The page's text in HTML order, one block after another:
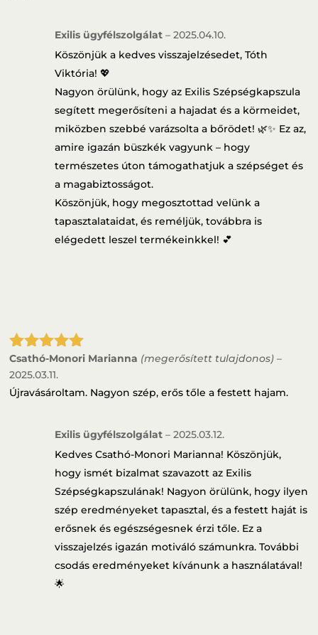
Exilis ügyfélszolgálat– 2025.04.10.
Köszönjük a kedves visszajelzésedet, Tóth
Viktória! 💖
Nagyon örülünk, hogy az Exilis Szépségkapszula
segített megerősíteni a hajadat és a körmeidet,
miközben szebbé varázsolta a bőrödet! 🌿✨ Ez az,
amire igazán büszkék vagyunk – hogy
természetes úton támogathatjuk a szépséget és
a magabiztosságot.
Köszönjük, hogy megosztottad velünk a
tapasztalataidat, és reméljük, továbbra is
elégedett leszel termékeinkkel! 💕
Értékelés:
5/ 5
Csathó-Monori Marianna (megerősített tulajdonos) –
2025.03.11.
Újravásároltam. Nagyon szép, erős tőle a festett hajam.
Exilis ügyfélszolgálat– 2025.03.12.
Kedves Csathó-Monori Marianna! Köszönjük,
hogy ismét bizalmat szavazott az Exilis
Szépségkapszulának! Nagyon örülünk, hogy ilyen
szép eredményeket tapasztal, és a festett haját is
erősnek és egészségesnek érzi tőle. Ez a
visszajelzés igazán motiváló számunkra. További
csodás eredményeket kívánunk a használatával!
🌟